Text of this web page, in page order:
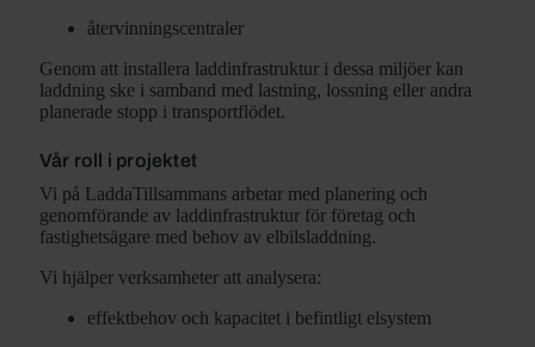
återvinningscentraler
Genom att installera laddinfrastruktur i dessa miljöer kan
laddning ske i samband med lastning, lossning eller andra
planerade stopp i transportflödet.
Vår roll i projektet
Vi på LaddaTillsammans arbetar med planering och
genomförande av laddinfrastruktur för företag och
fastighetsägare med behov av elbilsladdning.
Vi hjälper verksamheter att analysera:
effektbehov och kapacitet i befintligt elsystem